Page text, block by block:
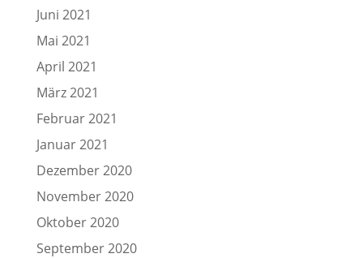
Juni 2021
Mai 2021
April 2021
März 2021
Februar 2021
Januar 2021
Dezember 2020
November 2020
Oktober 2020
September 2020